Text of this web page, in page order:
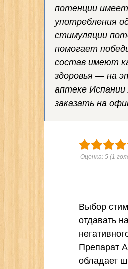
потенции имеет
употребления
стимуляции
помогает
состав имеют
здоровья — на
аптеке
заказать на
Оценка: 5 (1
Выбор
отдавать
Препарат
обладает